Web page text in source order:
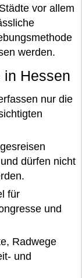
vor allem
werden.
in Hessen
nur die
dürfen nicht
für
und
Radwege
und